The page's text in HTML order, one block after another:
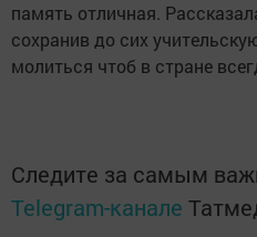
память отличная.
сохранив до сих
молиться чтоб в стране
Следите за самым
Telegram-канале